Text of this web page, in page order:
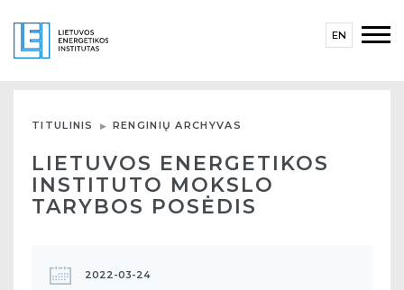
EN
TITULINIS RENGINIŲ ARCHYVAS
LIETUVOS ENERGETIKOS
INSTITUTO MOKSLO
TARYBOS POSĖDIS
2022-03-24